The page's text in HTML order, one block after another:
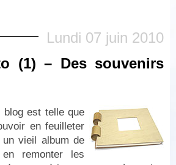
Lundi 07 juin 2010
(1) – Des souvenirs
blog est telle que
en feuilleter
un vieil album de
en remonter les